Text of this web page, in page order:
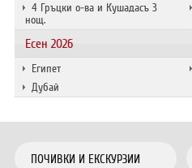
4 Гръцки о-ва и Кушадасъ 3
нощ.
Есен 2026
Египет
Дубай
ПОЧИВКИ И ЕКСКУРЗИИ